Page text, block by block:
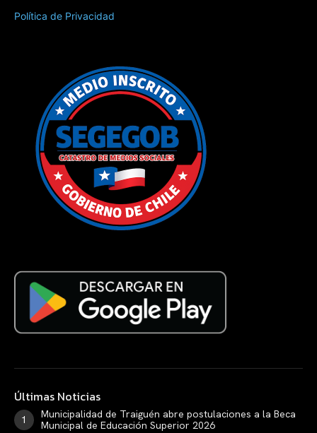
Política de Privacidad
Últimas Noticias
Municipalidad de Traiguén abre postulaciones a la Beca
Municipal de Educación Superior 2026